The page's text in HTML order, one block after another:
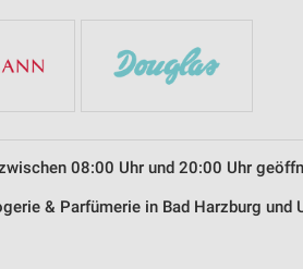
08:00 Uhr und 20:00 Uhr
& Parfümerie in Bad Harzburg und